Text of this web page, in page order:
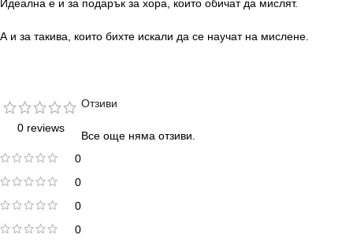
Идеална е и за подарък за хора, които обичат да мислят.
А и за такива, които бихте искали да се научат на мислене.
0 reviews
0
0
0
0
Отзиви
Все още няма отзиви.